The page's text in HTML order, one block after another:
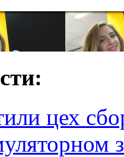
цех